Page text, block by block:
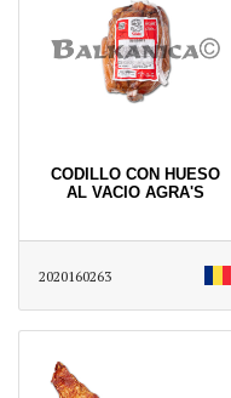
CODILLO CON HUESO
AL VACIO AGRA'S
2020160263